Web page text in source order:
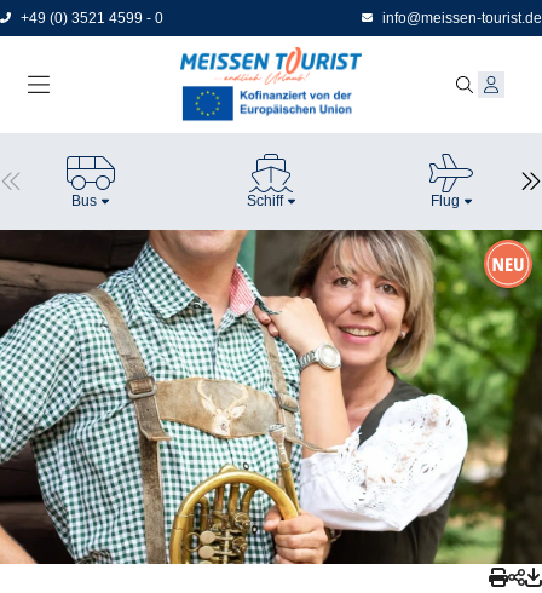
Direkt
zum
+49 (0) 3521 4599 - 0 info@meissen-tourist.de
Bus Schiff Flug